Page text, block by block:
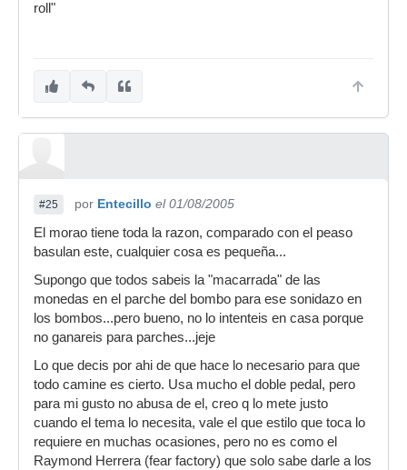
roll"
#25 por Entecillo el 01/08/2005
El morao tiene toda la razon, comparado con el peaso
basulan este, cualquier cosa es pequeña...
Supongo que todos sabeis la "macarrada" de las
monedas en el parche del bombo para ese sonidazo en
los bombos...pero bueno, no lo intenteis en casa porque
no ganareis para parches...jeje
Lo que decis por ahi de que hace lo necesario para que
todo camine es cierto. Usa mucho el doble pedal, pero
para mi gusto no abusa de el, creo q lo mete justo
cuando el tema lo necesita, vale el que estilo que toca lo
requiere en muchas ocasiones, pero no es como el
Raymond Herrera (fear factory) que solo sabe darle a los